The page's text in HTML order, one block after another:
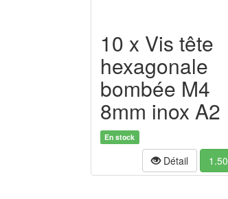
10 x Vis tête
hexagonale
bombée M4
8mm inox A2
En stock
Détail 1.50